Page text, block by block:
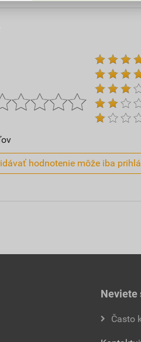
hodnotenie môže iba
Neviete
Často